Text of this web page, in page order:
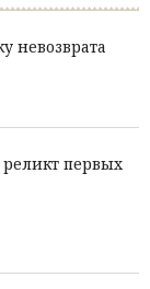
невозврата
первых